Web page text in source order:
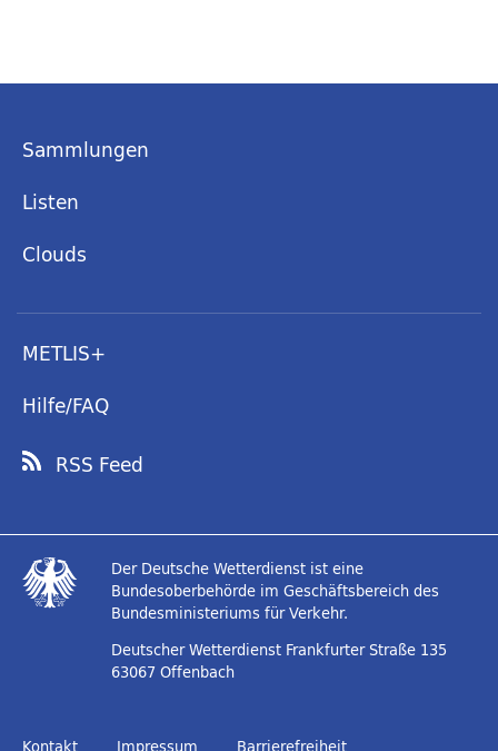
Sammlungen
Listen
Clouds
METLIS+
Hilfe/FAQ
RSS Feed
Der Deutsche Wetterdienst ist eine
Bundesoberbehörde im Geschäftsbereich des
Bundesministeriums für Verkehr.
Deutscher Wetterdienst Frankfurter Straße 135
63067 Offenbach